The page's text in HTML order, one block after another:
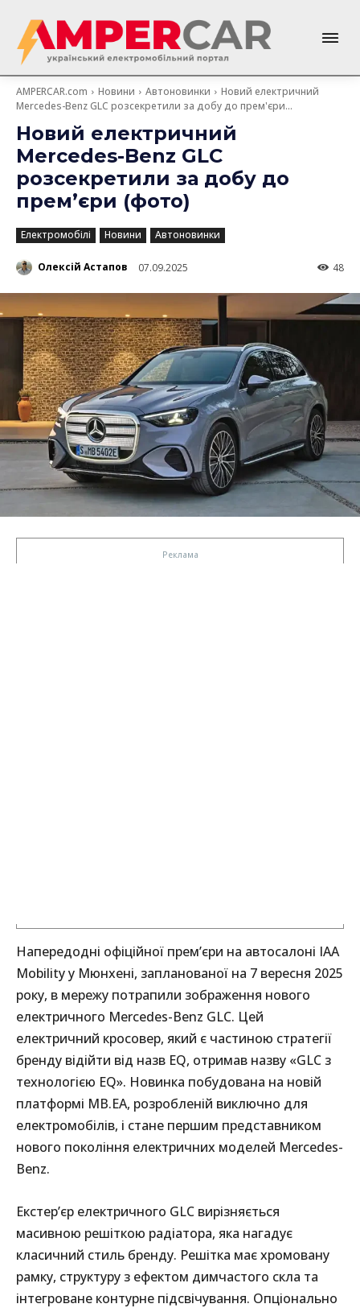
AMPERCAR.com Новини Автоновинки
Новий електричний
Mercedes-Benz GLC розсекретили за добу до прем'єри...
Новий електричний
Mercedes-Benz GLC
розсекретили за добу до
прем’єри (фото)
Електромобілі Новини Автоновинки
Олексій Астапов 07.09.2025 48
Напередодні офіційної прем’єри на автосалоні IAA
Mobility у Мюнхені, запланованої на 7 вересня 2025
року, в мережу потрапили зображення нового
електричного Mercedes-Benz GLC. Цей
електричний кросовер, який є частиною стратегії
бренду відійти від назв EQ, отримав назву «GLC з
технологією EQ». Новинка побудована на новій
платформі MB.EA, розробленій виключно для
електромобілів, і стане першим представником
нового покоління електричних моделей Mercedes-
Benz.
Екстер’єр електричного GLC вирізняється
масивною решіткою радіатора, яка нагадує
класичний стиль бренду. Решітка має хромовану
рамку, структуру з ефектом димчастого скла та
інтегроване контурне підсвічування. Опціонально